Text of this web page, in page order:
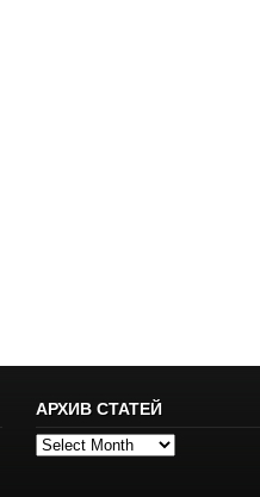
АРХИВ СТАТЕЙ
Архив